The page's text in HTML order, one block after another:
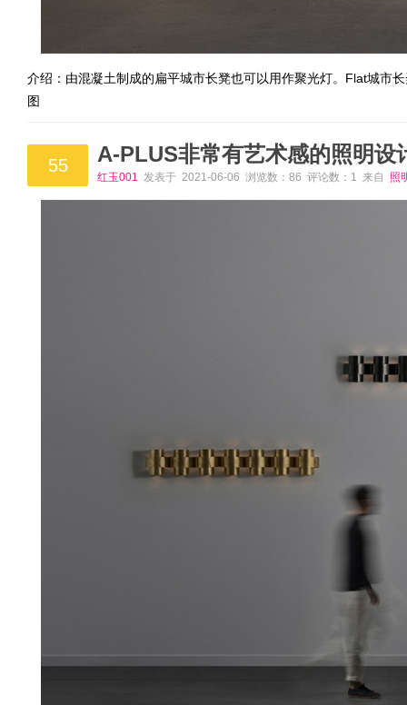
介绍：由混凝土制成的扁平城市长凳也可以用作聚光灯。Flat城市
图
55 A-PLUS非常有艺术感的照明设
红玉001 发表于 2021-06-06 浏览数：86 评论数：1 来自 照